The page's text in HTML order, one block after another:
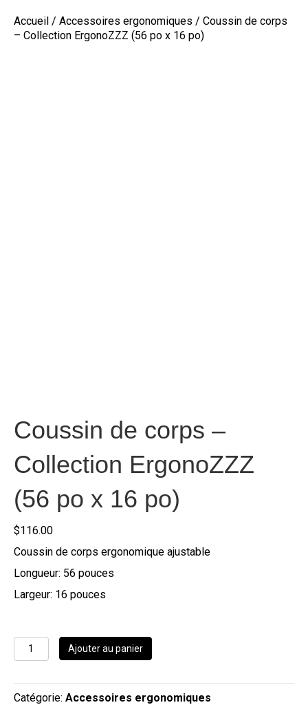
Accueil / Accessoires ergonomiques / Coussin de corps
– Collection ErgonoZZZ (56 po x 16 po)
Coussin de corps –
Collection ErgonoZZZ
(56 po x 16 po)
$116.00
Coussin de corps ergonomique ajustable
Longueur: 56 pouces
Largeur: 16 pouces
quantité
de
de
corps
Ajouter au panier
Catégorie: Accessoires ergonomiques